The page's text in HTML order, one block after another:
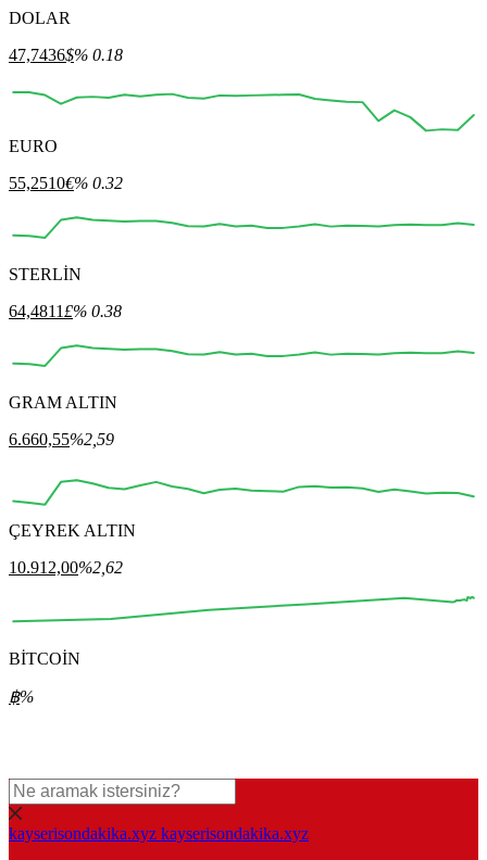
DOLAR
47,7436$% 0.18
12:00
EURO
55,2510€% 0.32
12:00
STERLİN
64,4811£% 0.38
12:00 13:00
GRAM ALTIN
6.660,55%2,59
12:00 13:00
ÇEYREK ALTIN
10.912,00%2,62
00:00
BİTCOİN
฿%
kayserisondakika.xyz kayserisondakika.xyz